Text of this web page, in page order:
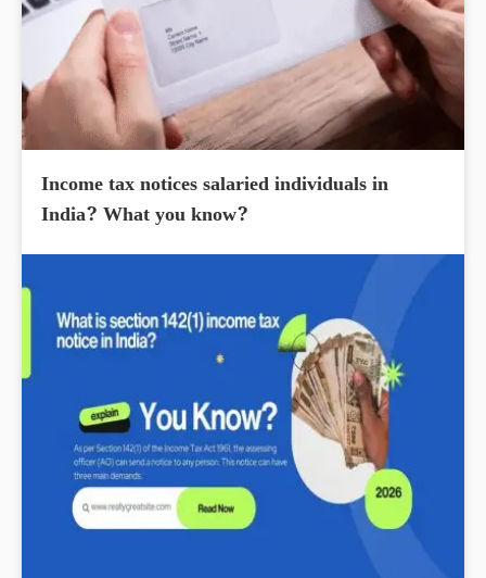
Income tax notices salaried individuals in
India? What you know?